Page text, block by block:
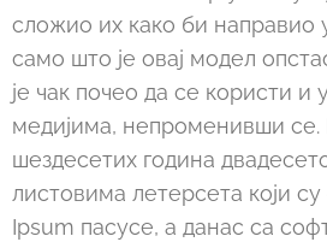
сложио их како би направио
само што је овај модел
је чак почео да се користи и
медијима, непроменивши се.
шездесетих година
листовима летерсета који
Ipsum пасусе, а данас са